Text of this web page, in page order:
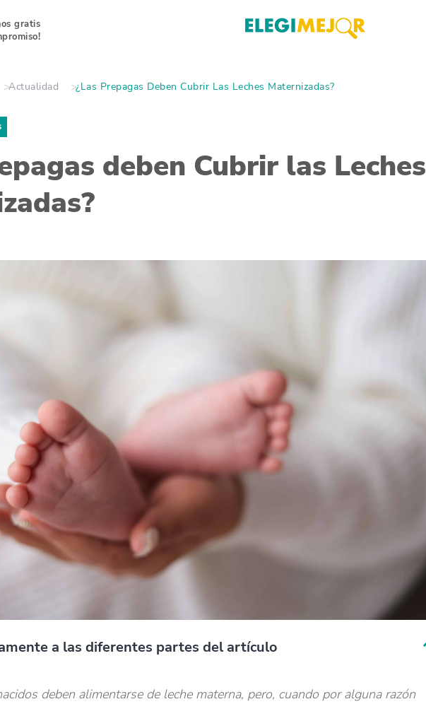
Actualidad ¿Las Prepagas Deben Cubrir Las Leches Maternizadas?
deben Cubrir las Leches
a las diferentes partes del artículo
deben alimentarse de leche materna, pero, cuando por alguna razón
gratis